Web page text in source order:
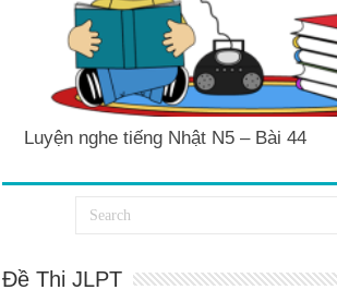
Luyện nghe tiếng Nhật N5 – Bài 44
Đề Thi JLPT